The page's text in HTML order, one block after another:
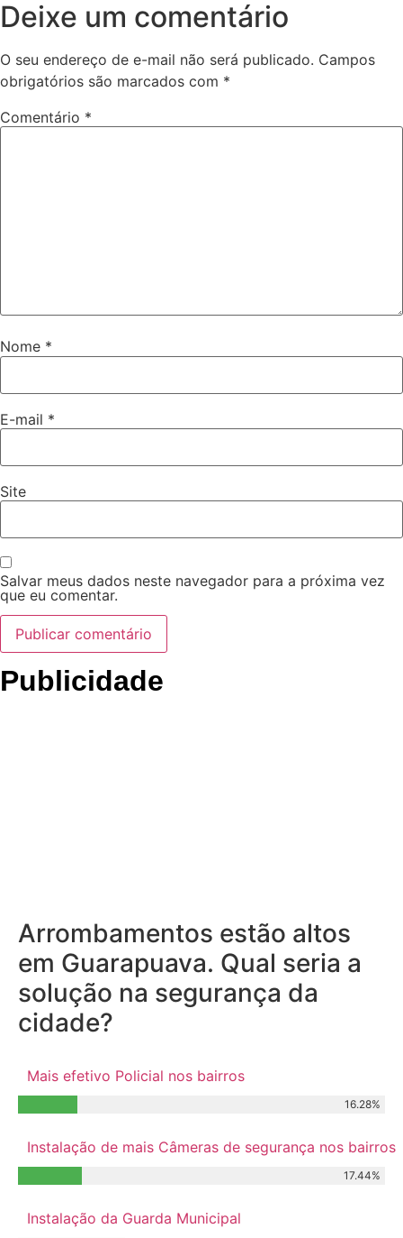
Deixe um comentário
O seu endereço de e-mail não será publicado. Campos
obrigatórios são marcados com *
Comentário *
Nome *
E-mail *
Site
Salvar meus dados neste navegador para a próxima vez
que eu comentar.
Publicidade
Arrombamentos estão altos
em Guarapuava. Qual seria a
solução na segurança da
cidade?
Mais efetivo Policial nos bairros
16.28%
Instalação de mais Câmeras de segurança nos bairros
17.44%
Instalação da Guarda Municipal